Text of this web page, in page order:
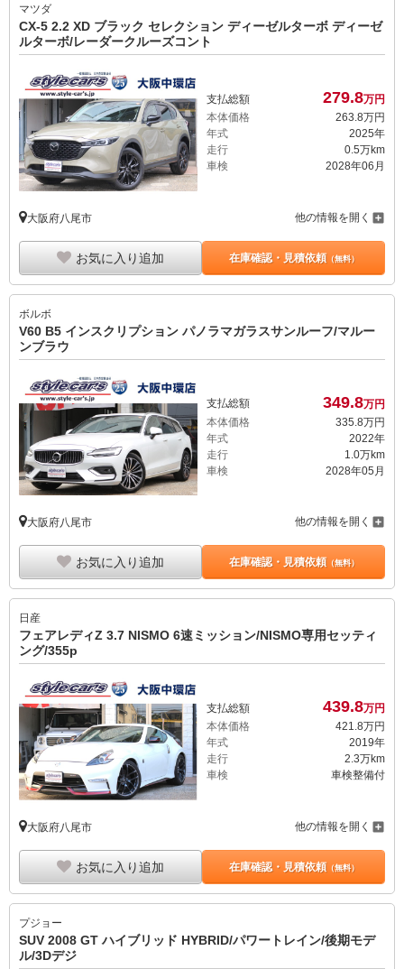
マツダ
CX-5 2.2 XD ブラック セレクション ディーゼルターボ ディーゼ
ルターボ/レーダークルーズコント
支払総額 279.8万円
本体価格
263.8万円
年式
2025年
走行
0.5万km
車検
2028年06月
大阪府八尾市 他の情報を開く
お気に入り追加 在庫確認・見積依頼（無料）
ボルボ
V60 B5 インスクリプション パノラマガラスサンルーフ/マルー
ンブラウ
支払総額 349.8万円
本体価格
335. 8万円
年式
2022年
走行
1.0万km
車検
2028年05月
大阪府八尾市 他の情報を開く
お気に入り追加 在庫確認・見積依頼（無料）
日産
フェアレディZ 3.7 NISMO 6速ミッション/NISMO専用セッティ
ング/355p
支払総額 439.8万円
本体価格
421.8万円
年式
2019年
走行
2.3万km
車検
車検整備付
大阪府八尾市 他の情報を開く
お気に入り追加 在庫確認・見積依頼（無料）
プジョー
SUV 2008 GT ハイブリッド HYBRID/パワートレイン/後期モデ
ル/3Dデジ